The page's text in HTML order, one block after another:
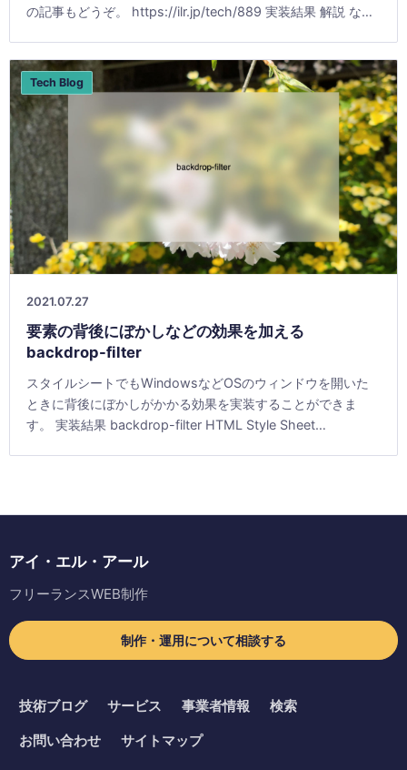
の記事もどうぞ。 https://ilr.jp/tech/889 実装結果 解説 な
Tech Blog
2021.07.27
要素の背後にぼかしなどの効果を加える
backdrop-filter
スタイルシートでもWindowsなどOSのウィンドウを開いた
ときに背後にぼかしがかかる効果を実装することができま
す。 実装結果 backdrop-filter HTML Style Sheet
アイ・エル・アール
フリーランスWEB制作
制作・運用について相談する
技術ブログ サービス 事業者情報 検索
お問い合わせ サイトマップ